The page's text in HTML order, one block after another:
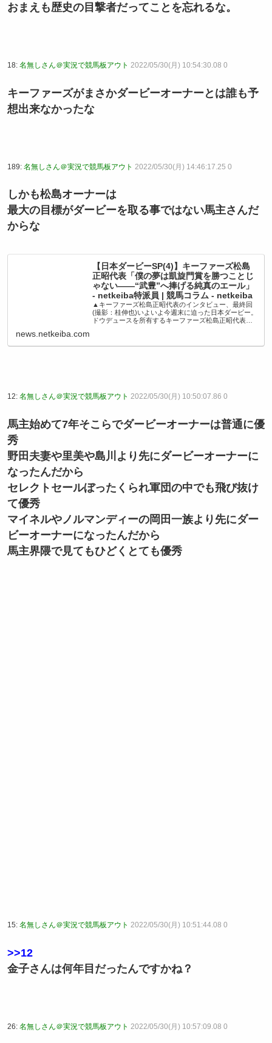
おまえも歴史の目撃者だってことを忘れるな。
18: 名無しさん＠実況で競馬板アウト 2022/05/30(月) 10:54:30.08 0
キーファーズがまさかダービーオーナーとは誰も予
想出来なかったな
189: 名無しさん＠実況で競馬板アウト 2022/05/30(月) 14:46:17.25 0
しかも松島オーナーは
最大の目標がダービーを取る事ではない馬主さんだ
からな
【日本ダービーSP(4)】キーファーズ松島
正昭代表「僕の夢は凱旋門賞を勝つことじ
ゃない――“武豊”へ捧げる純真のエール」
- netkeiba特派員 | 競馬コラム - netkeiba
▲キーファーズ松島正昭代表のインタビュー、最終回
(撮影：桂伸也)いよいよ今週末に迫った日本ダービー。
ドウデュースを所有するキーファーズ松島正昭代表の
news.netkeiba.com
12: 名無しさん＠実況で競馬板アウト 2022/05/30(月) 10:50:07.86 0
馬主始めて7年そこらでダービーオーナーは普通に優
秀
野田夫妻や里美や島川より先にダービーオーナーに
なったんだから
セレクトセールぼったくられ軍団の中でも飛び抜け
て優秀
マイネルやノルマンディーの岡田一族より先にダー
ビーオーナーになったんだから
馬主界隈で見てもひどくとても優秀
15: 名無しさん＠実況で競馬板アウト 2022/05/30(月) 10:51:44.08 0
>>12
金子さんは何年目だったんですかね？
26: 名無しさん＠実況で競馬板アウト 2022/05/30(月) 10:57:09.08 0